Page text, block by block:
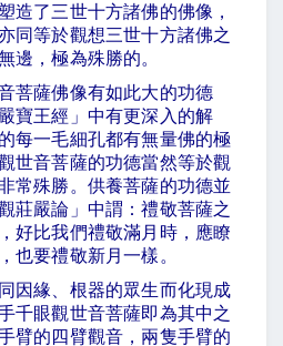
造了三世十方諸佛的佛像，
同等於觀想三世十方諸佛之
邊，極為殊勝的。
菩薩佛像有如此大的功德
寶王經」中有更深入的解
每一毛細孔都有無量佛的極
世音菩薩的功德當然等於觀
常殊勝。供養菩薩的功德並
莊嚴論」中謂：禮敬菩薩之
好比我們禮敬滿月時，應瞭
也要禮敬新月一樣。
因緣、根器的眾生而化現成
千眼觀世音菩薩即為其中之
臂的四臂觀音，兩隻手臂的